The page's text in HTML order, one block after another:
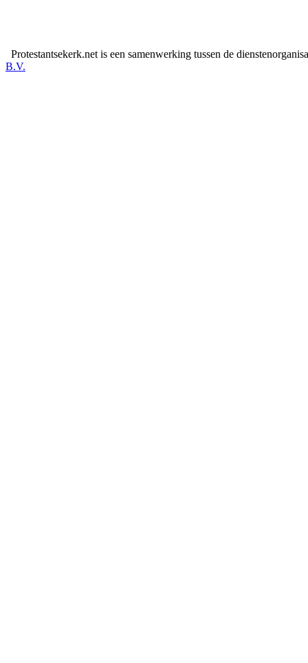
Protestantsekerk.net is een samenwerking tussen de
B.V.